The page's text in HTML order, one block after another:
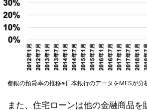
都銀の預貸率の推移※日本銀行のデータをMFSが分
また、住宅ローンは他の金融商品を